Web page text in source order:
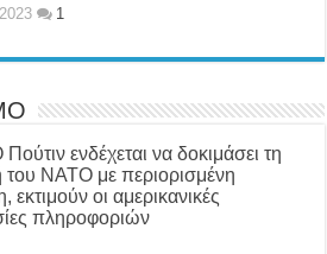
1
ενδέχεται να δοκιμάσει τη
του ΝΑΤΟ με περιορισμένη
εκτιμούν οι αμερικανικές
πληροφοριών